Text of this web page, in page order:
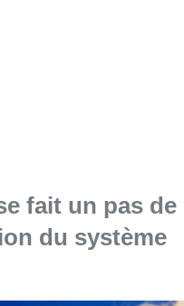
fait un pas de
du système